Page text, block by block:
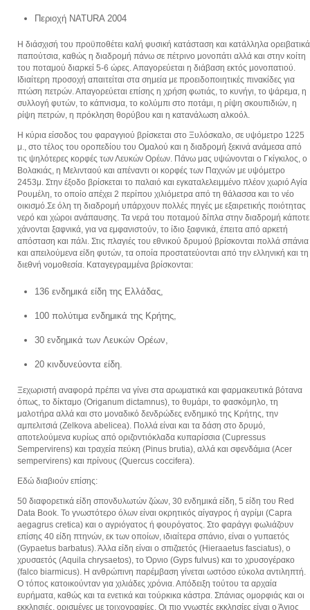
Περιοχή NATURA 2004
Η διάσχισή του προϋποθέτει καλή φυσική κατάσταση και κατάλληλα ορειβατικά
παπούτσια, καθώς η διαδρομή πάνω σε πέτρινο μονοπάτι αλλά και στην κοίτη
του ποταμού διαρκεί 5-6 ώρες. Απαγορεύεται η διάβαση εκτός μονοπατιού.
Ιδιαίτερη προσοχή απαιτείται στα σημεία με προειδοποιητικές πινακίδες για
πτώση πετρών. Απαγορεύεται επίσης η χρήση φωτιάς, το κυνήγι, το ψάρεμα, η
συλλογή φυτών, το κάπνισμα, το κολύμπι στο ποτάμι, η ρίψη σκουπιδιών, η
ρίψη πετρών, η πρόκληση θορύβου και η κατανάλωση αλκοόλ.
Η κύρια είσοδος του φαραγγιού βρίσκεται στο Ξυλόσκαλο, σε υψόμετρο 1225
μ., στο τέλος του οροπεδίου του Ομαλού και η διαδρομή ξεκινά ανάμεσα από
τις ψηλότερες κορφές των Λευκών Ορέων. Πάνω μας υψώνονται ο Γκίγκιλος, ο
Βολακιάς, η Μελινταού και απέναντι οι κορφές των Παχνών με υψόμετρο
2453μ. Στην έξοδο βρίσκεται το παλαιό και εγκαταλελειμμένο πλέον χωριό Αγία
Ρουμέλη, το οποίο απέχει 2 περίπου χιλιόμετρα από τη θάλασσα και το νέο
οικισμό.Σε όλη τη διαδρομή υπάρχουν πολλές πηγές με εξαιρετικής ποιότητας
νερό και χώροι ανάπαυσης. Τα νερά του ποταμού δίπλα στην διαδρομή κάποτε
χάνονται ξαφνικά, για να εμφανιστούν, το ίδιο ξαφνικά, έπειτα από αρκετή
απόσταση και πάλι. Στις πλαγιές του εθνικού δρυμού βρίσκονται πολλά σπάνια
και απειλούμενα είδη φυτών, τα οποία προστατεύονται από την ελληνική και τη
διεθνή νομοθεσία. Καταγεγραμμένα βρίσκονται:
136 ενδημικά είδη της Ελλάδας,
100 πολύτιμα ενδημικά της Κρήτης,
30 ενδημικά των Λευκών Ορέων,
20 κινδυνεύοντα είδη.
Ξεχωριστή αναφορά πρέπει να γίνει στα αρωματικά και φαρμακευτικά βότανα
όπως, το δίκταμο (Origanum dictamnus), το θυμάρι, το φασκόμηλο, τη
μαλοτήρα αλλά και στο μοναδικό δενδρώδες ενδημικό της Κρήτης, την
αμπελιτσιά (Zelkova abelicea). Πολλά είναι και τα δάση στο δρυμό,
αποτελούμενα κυρίως από οριζοντιόκλαδα κυπαρίσσια (Cupressus
Sempervirens) και τραχεία πεύκη (Pinus brutia), αλλά και σφενδάμια (Acer
sempervirens) και πρίνους (Quercus coccifera).
Εδώ διαβιούν επίσης:
50 διαφορετικά είδη σπονδυλωτών ζώων, 30 ενδημικά είδη, 5 είδη του Red
Data Book. Το γνωστότερο όλων είναι οκρητικός αίγαγρος ή αγρίμι (Capra
aegagrus cretica) και ο αγριόγατος ή φουρόγατος. Στο φαράγγι φωλιάζουν
επίσης 40 είδη πτηνών, εκ των οποίων, ιδιαίτερα σπάνιο, είναι ο γυπαετός
(Gypaetus barbatus). Άλλα είδη είναι ο σπιζαετός (Hieraaetus fasciatus), ο
χρυσαετός (Aquila chrysaetos), το Όρνιο (Gyps fulvus) και το χρυσογέρακο
(falco biarmicus). Η ανθρώπινη παρέμβαση γίνεται ωστόσο εύκολα αντιληπτή.
Ο τόπος κατοικούνταν για χιλιάδες χρόνια. Απόδειξη τούτου τα αρχαία
ευρήματα, καθώς και τα ενετικά και τούρκικα κάστρα. Σπάνιας ομορφιάς και οι
εκκλησιές, ορισμένες με τοιχογραφίες. Οι πιο γνωστές εκκλησίες είναι ο Άγιος